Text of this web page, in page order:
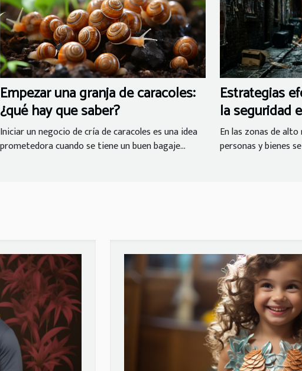
Empezar una granja de caracoles:
¿qué hay que saber?
Iniciar un negocio de cría de caracoles es una idea
prometedora cuando se tiene un buen bagaje...
Estrategias
la seguridad
riesgo
En las zonas de
personas y bienes